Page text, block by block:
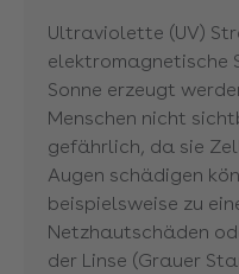
Ultraviolette (UV)
elektromagnetische
Sonne erzeugt
Menschen nicht
gefährlich, da sie
Augen schädigen
beispielsweise zu
Netzhautschäden
der Linse (Grauer